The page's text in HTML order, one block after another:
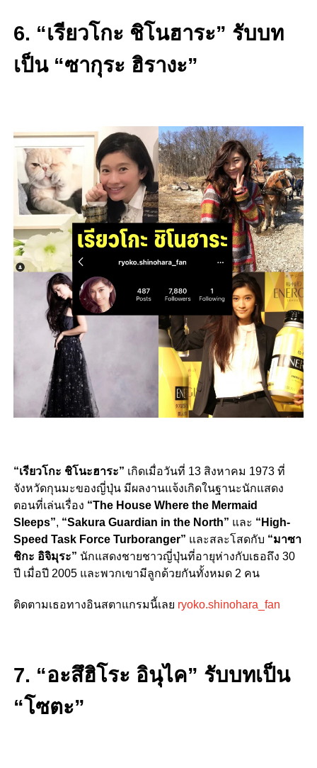
6. “เรียวโกะ ชิโนฮาระ” รับบท
เป็น “ซากุระ ฮิรางะ”
“เรียวโกะ ชิโนะฮาระ” เกิดเมื่อวันที่ 13 สิงหาคม 1973 ที่
จังหวัดกุนมะของญี่ปุ่น มีผลงานแจ้งเกิดในฐานะนักแสดง
ตอนที่เล่นเรื่อง “The House Where the Mermaid
Sleeps”, “Sakura Guardian in the North” และ “ High-
Speed Task Force Turboranger” และสละโสดกับ “มาซา
ชิกะ อิจิมุระ” นักแสดงชายชาวญี่ปุ่นที่อายุห่างกับเธอถึง 30
ปี เมื่อปี 2005 และพวกเขามีลูกด้วยกันทั้งหมด 2 คน
ติดตามเธอทางอินสตาแกรมนี้เลย ryoko.shinohara_fan
7. “อะสึฮิโระ อินุไค” รับบทเป็น
“โซตะ”